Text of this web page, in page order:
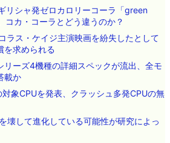
リシャ発ゼロカロリーコーラ「green
コカ・コーラとどう違うのか？
ラス・ケイジ主演映画を紛失したとして
を求められる
リーズ4機種の詳細スペックが流出、全モ
載か
象CPUを発表、クラッシュ多発CPUの無
壊して進化している可能性が研究によっ